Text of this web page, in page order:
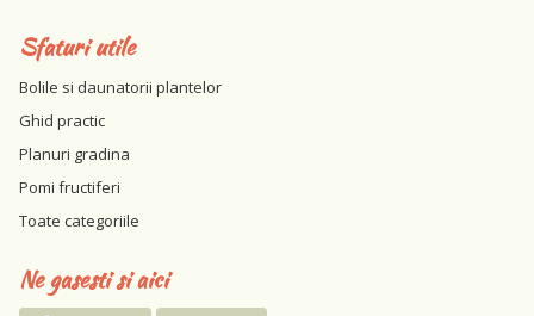
Sfaturi utile
Bolile si daunatorii plantelor
Ghid practic
Planuri gradina
Pomi fructiferi
Toate categoriile
Ne gasesti si aici